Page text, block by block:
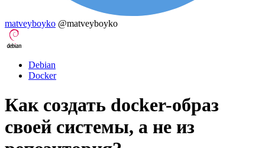
matveyboyko @matveyboyko
Debian
Docker
Как создать docker-образ
своей системы, а не из